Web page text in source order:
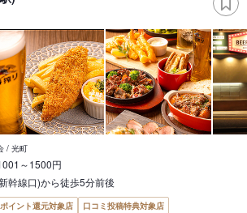
/ 光町
～1500円
幹線口)から徒歩5分前後
イント還元対象店
口コミ投稿特典対象店